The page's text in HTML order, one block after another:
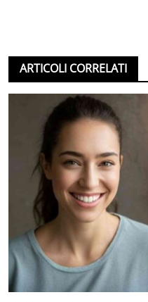
ARTICOLI CORRELATI